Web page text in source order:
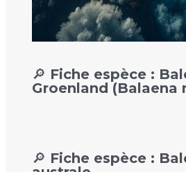
🔎 Fiche espèce :
Groenland (Balaena
🔎 Fiche espèce :